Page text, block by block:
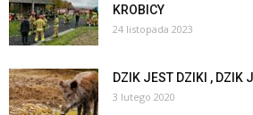
KROBICY
24 listopada 2023
DZIK JEST DZIKI , DZIK
3 lutego 2020